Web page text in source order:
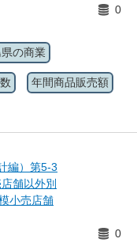
0
の商業
年間商品販売額
編）第5-3
舗以外別
小売店舗
0